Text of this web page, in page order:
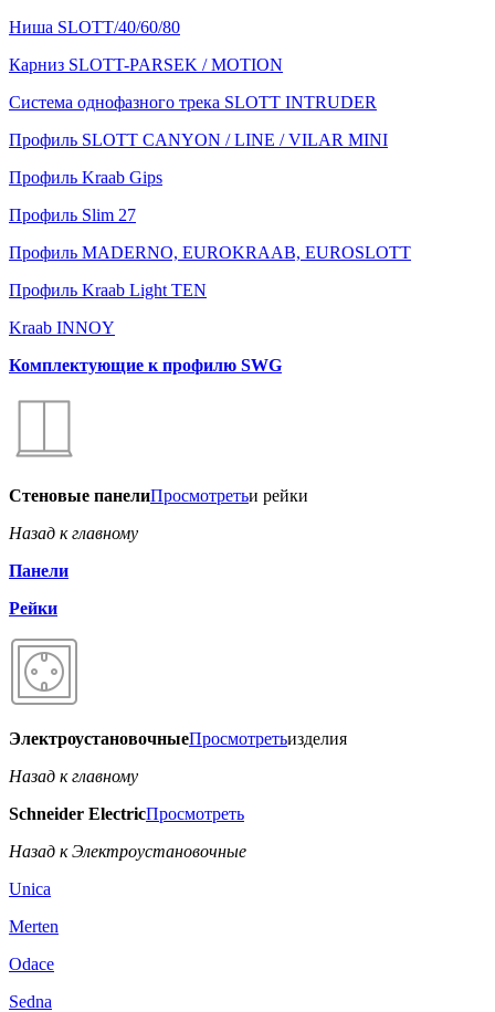
Ниша SLOTT/40/60/80
Карниз SLOTT-PARSEK / MOTION
Система однофазного трека SLOTT INTRUDER
Профиль SLOTT CANYON / LINE / VILAR MINI
Профиль Kraab Gips
Профиль Slim 27
Профиль MADERNO, EUROKRAAB, EUROSLOTT
Профиль Kraab Light TEN
Kraab INNOY
Комплектующие к профилю SWG
Стеновые панелиПросмотретьи рейки
Назад к главному
Панели
Рейки
ЭлектроустановочныеПросмотретьизделия
Назад к главному
Schneider ElectricПросмотреть
Назад к Электроустановочные
Unica
Merten
Odace
Sedna